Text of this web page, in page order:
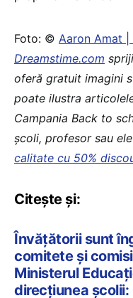
Foto: © Aaron Amat |
Dreamstime.com
oferă gratuit imagini
poate ilustra
Campania Back to
școli, profesor sau
calitate cu 50%
Citește și:
Învățătorii sunt
comitete și
Ministerul
direcțiunea